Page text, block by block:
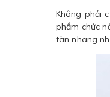
Không phải
phẩm chức
tàn nhang